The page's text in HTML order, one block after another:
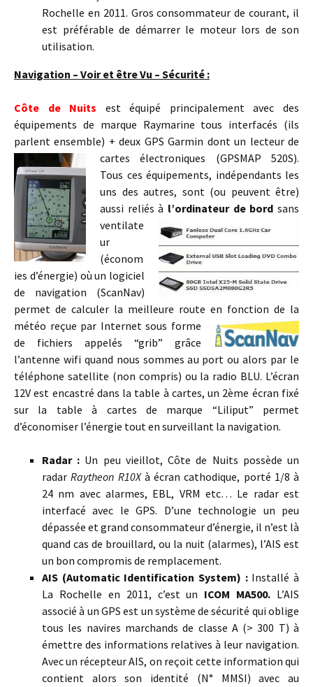
Rochelle en 2011. Gros consommateur de courant, il
est préférable de démarrer le moteur lors de son
utilisation.
Navigation – Voir et être Vu – Sécurité :
Côte de Nuits est équipé principalement avec des
équipements de marque Raymarine tous interfacés (ils
parlent ensemble) + deux GPS Garmin dont un lecteur de
cartes électroniques (GPSMAP 520S).
Tous ces équipements, indépendants les
uns des autres, sont (ou peuvent être)
aussi reliés à l’ordinateur debord sans
ventilate
ur
(économ
ies d’énergie) où un logiciel
de navigation (ScanNav)
permet de calculer la meilleure route en fonction de la
météo reçue par Internet sous forme
de fichiers appelés “grib” grâce
l’antenne wifi quand nous sommes au port ou alors par le
téléphone satellite (non compris) ou la radio BLU. L’écran
12V est encastré dans la table à cartes, un 2ème écran fixé
sur la table à cartes de marque “Liliput” permet
d’économiser l’énergie tout en surveillant la navigation.
Radar : Un peu vieillot, Côte de Nuits possède un
radarRaytheon R10Xà écran cathodique, porté 1/8 à
24 nm avec alarmes, EBL, VRM etc… Le radar est
interfacé avec le GPS. D’une technologie un peu
dépassée et grand consommateur d’énergie, il n’est là
quand cas de brouillard, ou la nuit (alarmes), l’AIS est
un bon compromis de remplacement.
AIS (Automatic Identification System) : Installé à
La Rochelle en 2011, c’est un ICOM MA500. L’AIS
associé à un GPS est un système de sécurité qui oblige
tous les navires marchands de classe A (> 300 T) à
émettre des informations relatives à leur navigation.
Avec un récepteur AIS, on reçoit cette information qui
contient alors son identité (N° MMSI) avec au